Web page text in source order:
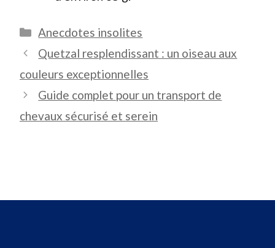
Catégories
Anecdotes insolites
Quetzal resplendissant : un oiseau aux
couleurs exceptionnelles
Guide complet pour un transport de
chevaux sécurisé et serein